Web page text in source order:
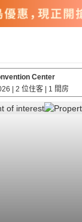
Center
| 2 位住客 | 1 間房